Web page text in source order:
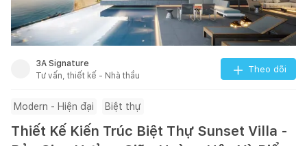
3A Signature
Tư vấn, thiết kế - Nhà thầu
Theo dõi
Modern - Hiện đại Biệt thự
Thiết Kế Kiến Trúc Biệt Thự Sunset Villa -